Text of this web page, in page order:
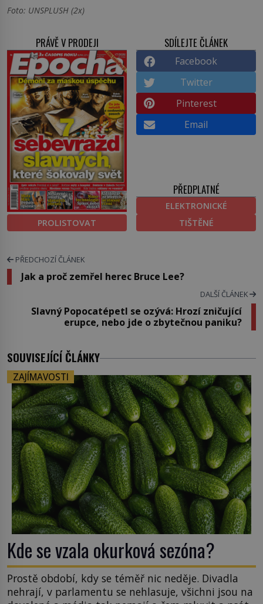
Foto: UNSPLUSH (2x)
PRÁVĚ V PRODEJI
PROLISTOVAT
SDÍLEJTE ČLÁNEK
Facebook
Twitter
Pinterest
Email
PŘEDPLATNÉ
ELEKTRONICKÉ
TIŠTĚNÉ
PŘEDCHOZÍ ČLÁNEK
Jak a proč zemřel herec Bruce Lee?
DALŠÍ ČLÁNEK
Slavný Popocatépetl se ozývá: Hrozí zničující
erupce, nebo jde o zbytečnou paniku?
SOUVISEJÍCÍ ČLÁNKY
ZAJÍMAVOSTI
Kde se vzala okurková sezóna?
Prostě období, kdy se téměř nic neděje. Divadla
nehrají, v parlamentu se nehlasuje, všichni jsou na